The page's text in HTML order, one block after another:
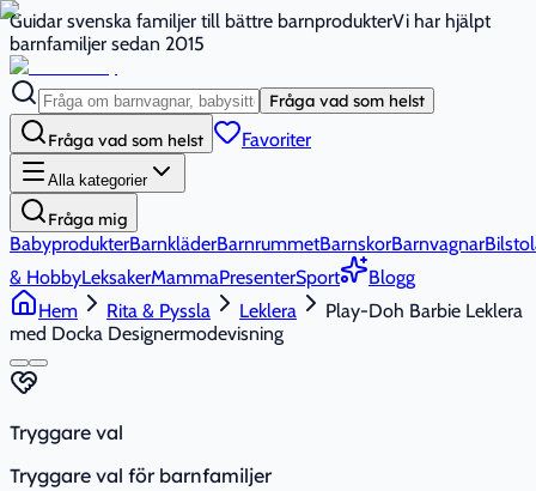
Guidar svenska familjer till bättre barnprodukterVi har hjälpt
barnfamiljer sedan 2015
Fråga vad som helst
Fråga vad som helst Favoriter
Alla kategorier
Fråga mig
BabyprodukterBarnkläderBarnrummetBarnskorBarnvagnar
& HobbyLeksakerMammaPresenterSport
Blogg
Hem
Rita & Pyssla Leklera
Play-Doh Barbie Leklera
med Docka Designermodevisning
Tryggare val
Tryggare val för barnfamiljer